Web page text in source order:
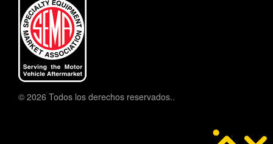
© 2026 Todos los derechos reservados..